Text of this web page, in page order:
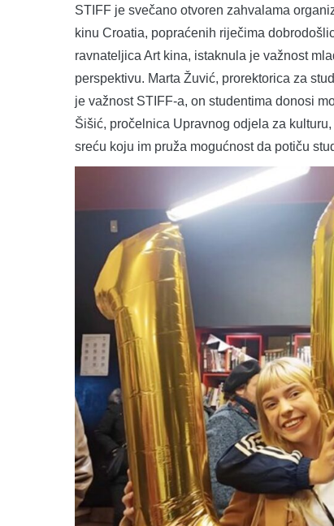
STIFF je svečano otvoren zahvalama
kinu Croatia, popraćenih riječima
ravnateljica Art kina, istaknula je važnost
perspektivu. Marta Žuvić, prorektorica za
je važnost STIFF-a, on studentima donosi
Šišić, pročelnica Upravnog odjela za
sreću koju im pruža mogućnost da potiču